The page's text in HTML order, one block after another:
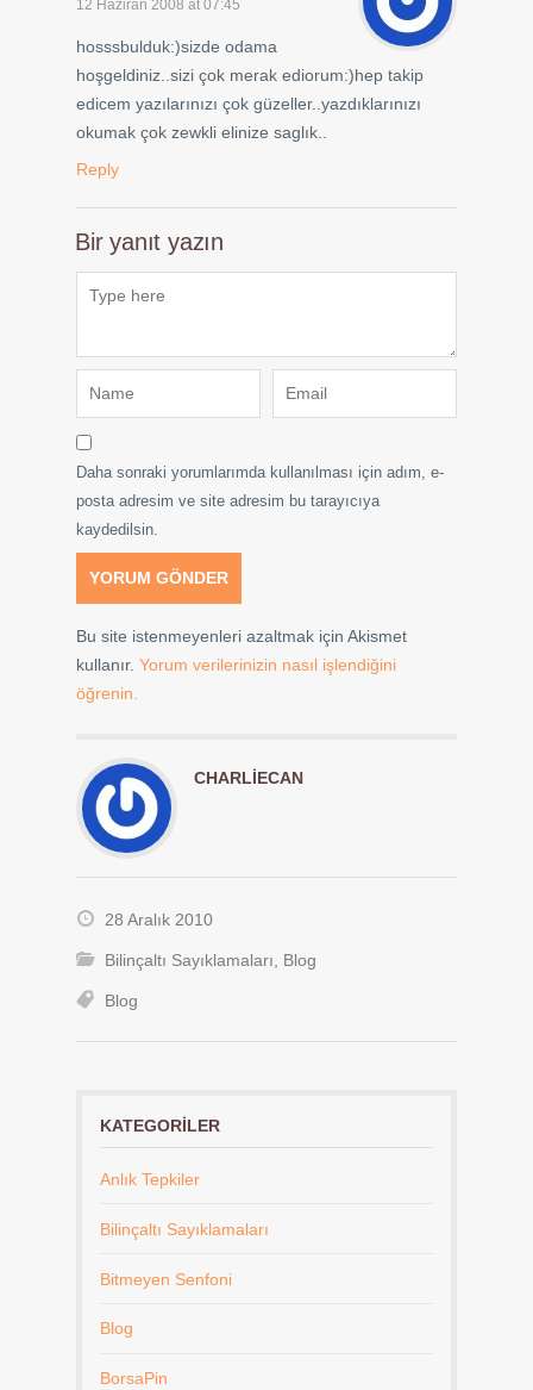
12 Haziran 2008 at 07:45
hosssbulduk:)sizde odama
hoşgeldiniz..sizi çok merak ediorum:)hep takip
edicem yazılarınızı çok güzeller..yazdıklarınızı
okumak çok zewkli elinize saglık..
Reply
Bir yanıt yazın
Daha sonraki yorumlarımda kullanılması için adım, e-
posta adresim ve site adresim bu tarayıcıya
kaydedilsin.
Bu site istenmeyenleri azaltmak için Akismet
kullanır. Yorum verilerinizin nasıl işlendiğini
öğrenin.
CHARLIECAN
28 Aralık 2010
Bilinçaltı Sayıklamaları Blog
Blog
KATEGORILER
Anlık Tepkiler
Bilinçaltı Sayıklamaları
Bitmeyen Senfoni
Blog
BorsaPin